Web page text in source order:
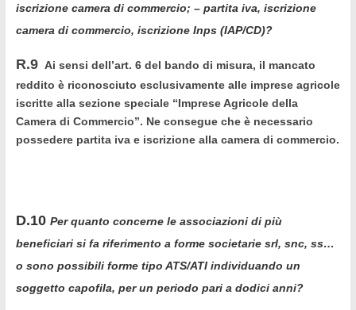
iscrizione camera di commercio; – partita iva, iscrizione
camera di commercio, iscrizione Inps (IAP/CD)?
R.9 Ai sensi dell’art. 6 del bando di misura, il mancato
reddito è riconosciuto esclusivamente alle imprese agricole
iscritte alla sezione speciale “Imprese Agricole della
Camera di Commercio”. Ne consegue che è necessario
possedere partita iva e iscrizione alla camera di commercio.
D.10 Per quanto concerne le associazioni di più
beneficiarisi fa riferimento a forme societarie srl, snc, ss…
o sono possibili forme tipo ATS/ATI individuando un
soggetto capofila, per un periodo pari a dodici anni?